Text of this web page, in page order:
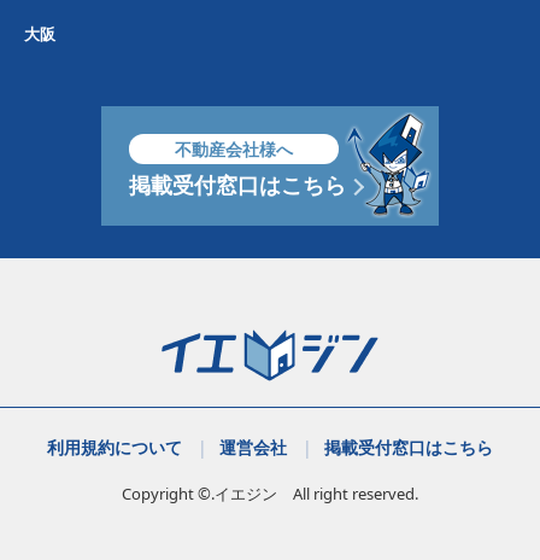
大阪
不動産会社様へ
掲載受付窓口はこちら
利用規約について 運営会社 掲載受付窓口はこちら
Copyright ©.イエジン All right reserved.